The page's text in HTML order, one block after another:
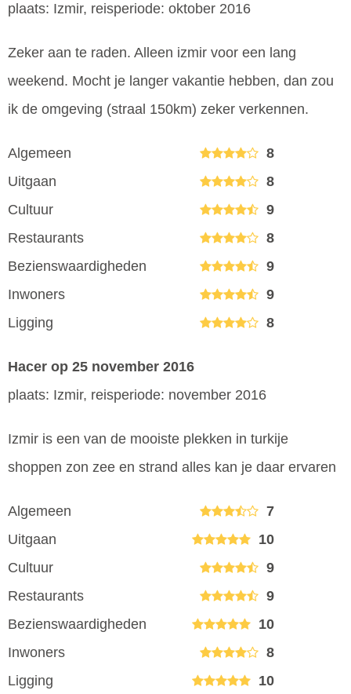
plaats: Izmir, reisperiode: oktober 2016
Zeker aan te raden. Alleen izmir voor een lang
weekend. Mocht je langer vakantie hebben, dan zou
ik de omgeving (straal 150km) zeker verkennen.
Algemeen
8
Uitgaan
8
Cultuur
9
Restaurants
8
Bezienswaardigheden
9
Inwoners
9
Ligging
8
Hacer op 25 november 2016
plaats: Izmir, reisperiode: november 2016
Izmir is een van de mooiste plekken in turkije
shoppen zon zee en strand alles kan je daar ervaren
Algemeen
7
Uitgaan
10
Cultuur
9
Restaurants
9
Bezienswaardigheden
10
Inwoners
8
Ligging
10